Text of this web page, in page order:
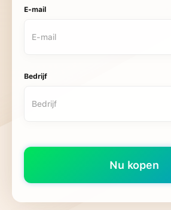
E-mail
Bedrijf